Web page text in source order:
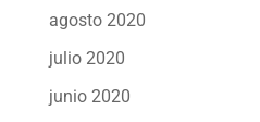
agosto 2020
julio 2020
junio 2020